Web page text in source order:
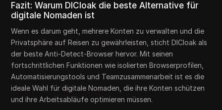
Fazit: Warum DICloak die beste Alternative für
digitale Nomaden ist
Wenn es darum geht, mehrere Konten zu verwalten und die
Privatsphäre auf Reisen zu gewährleisten, sticht DICloak als
der beste Anti-Detect-Browser hervor. Mit seinen
fortschrittlichen Funktionen wie isolierten Browserprofilen,
Automatisierungstools und Teamzusammenarbeit ist es die
ideale Wahl für digitale Nomaden, die ihre Konten schützen
und ihre Arbeitsabläufe optimieren müssen.